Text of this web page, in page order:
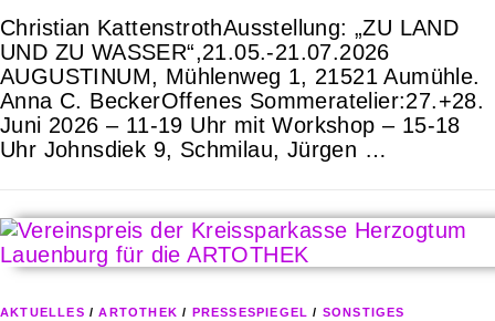
Christian KattenstrothAusstellung: „ZU LAND
UND ZU WASSER“,21.05.-21.07.2026
AUGUSTINUM, Mühlenweg 1, 21521 Aumühle.
Anna C. BeckerOffenes Sommeratelier:27.+28.
Juni 2026 – 11-19 Uhr mit Workshop – 15-18
Uhr Johnsdiek 9, Schmilau, Jürgen …
AKTUELLES /ARTOTHEK / PRESSESPIEGEL / SONSTIGES